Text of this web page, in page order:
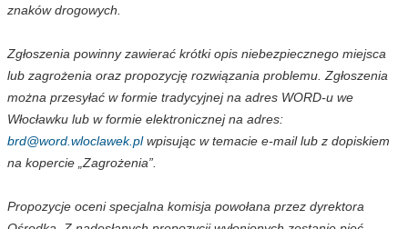
znaków drogowych.
Zgłoszenia powinny zawierać krótki opis niebezpiecznego miejsca
lub zagrożenia oraz propozycję rozwiązania problemu. Zgłoszenia
można przesyłać w formie tradycyjnej na adres WORD-u we
Włocławku lub w formie elektronicznej na adres:
brd@word.wloclawek.plwpisując w temacie e-mail lub z dopiskiem
na kopercie „Zagrożenia”.
Propozycje oceni specjalna komisja powołana przez dyrektora